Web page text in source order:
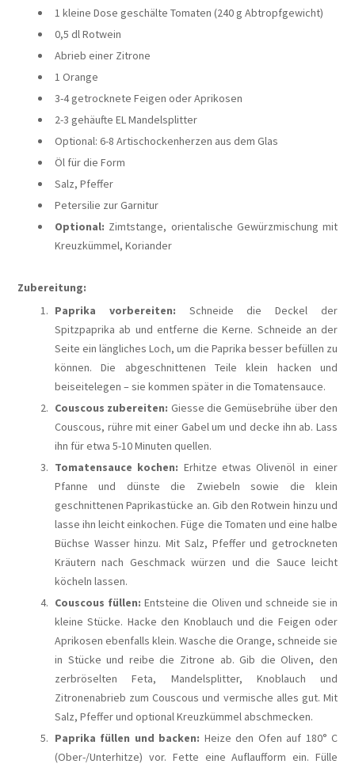
1 kleine Dose geschälte Tomaten (240 g Abtropfgewicht)
0,5 dl Rotwein
Abrieb einer Zitrone
1 Orange
3-4 getrocknete Feigen oder Aprikosen
2-3 gehäufte EL Mandelsplitter
Optional: 6-8 Artischockenherzen aus dem Glas
Öl für die Form
Salz, Pfeffer
Petersilie zur Garnitur
Optional: Zimtstange, orientalische Gewürzmischung mit
Kreuzkümmel, Koriander
Zubereitung:
Paprika vorbereiten: Schneide die Deckel der
Spitzpaprika ab und entferne die Kerne. Schneide an der
Seite ein längliches Loch, um die Paprika besser befüllen zu
können. Die abgeschnittenen Teile klein hacken und
beiseitelegen – sie kommen später in die Tomatensauce.
Couscous zubereiten: Giesse die Gemüsebrühe über den
Couscous, rühre mit einer Gabel um und decke ihn ab. Lass
ihn für etwa 5-10 Minuten quellen.
Tomatensauce kochen: Erhitze etwas Olivenöl in einer
Pfanne und dünste die Zwiebeln sowie die klein
geschnittenen Paprikastücke an. Gib den Rotwein hinzu und
lasse ihn leicht einkochen. Füge die Tomaten und eine halbe
Büchse Wasser hinzu. Mit Salz, Pfeffer und getrockneten
Kräutern nach Geschmack würzen und die Sauce leicht
köcheln lassen.
Couscous füllen: Entsteine die Oliven und schneide sie in
kleine Stücke. Hacke den Knoblauch und die Feigen oder
Aprikosen ebenfalls klein. Wasche die Orange, schneide sie
in Stücke und reibe die Zitrone ab. Gib die Oliven, den
zerbröselten Feta, Mandelsplitter, Knoblauch und
Zitronenabrieb zum Couscous und vermische alles gut. Mit
Salz, Pfeffer und optional Kreuzkümmel abschmecken.
Paprika füllen und backen: Heize den Ofen auf 180° C
(Ober-/Unterhitze) vor. Fette eine Auflaufform ein. Fülle